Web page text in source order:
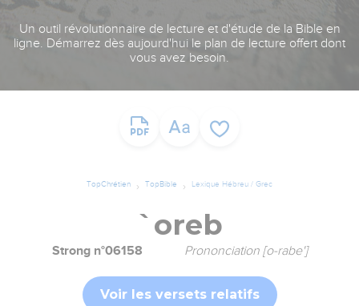
Un outil révolutionnaire de lecture et d'étude de la Bible en
ligne. Démarrez dès aujourd'hui le plan de lecture offert dont
vous avez besoin.
TopChrétien TopBible Lexique Hébreu / Grec
`oreb
Strong n°06158 Prononciation [o-rabe']
Voir les versets relatifs